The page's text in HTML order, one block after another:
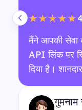
★★★★★
मैंने आपकी सेवा
API लिंक पर
दिया है।
गुमनाम